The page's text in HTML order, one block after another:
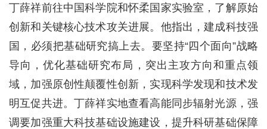
丁薛祥前往中国科学院和怀柔国家实验室，了解原始
创新和关键核心技术攻关进展。他指出，建成科技强
国，必须把基础研究搞上去。要坚持“四个面向”战略
导向，优化基础研究布局，突出主攻方向和重点领
域，加强原创性颠覆性创新，实现科学发现和技术发
明互促共进。丁薛祥实地查看高能同步辐射光源，强
调要加强重大科技基础设施建设，提升科研基础保障